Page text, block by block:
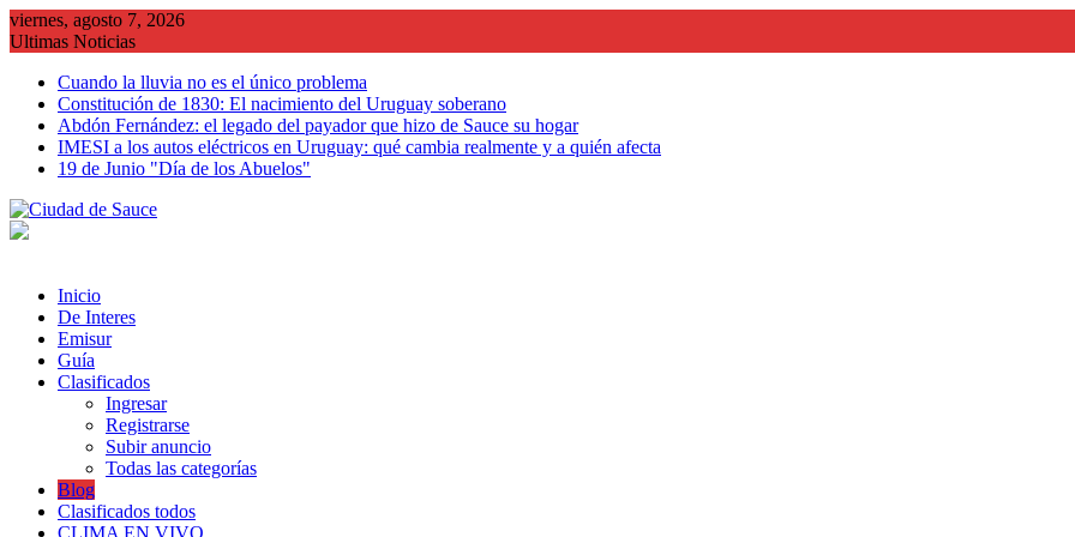
Saltar
al
viernes, agosto 7, 2026
Ultimas Noticias
Cuando la lluvia no es el único problema
Constitución de 1830: El nacimiento del Uruguay soberano
Abdón Fernández: el legado del payador que hizo de Sauce su hogar
IMESI a los autos eléctricos en Uruguay: qué cambia realmente y a quién afecta
19 de Junio "Día de los Abuelos"
Inicio
De Interes
Emisur
Guía
Clasificados
Ingresar
Registrarse
Subir anuncio
Todas las categorías
Blog
Clasificados todos
CLIMA EN VIVO